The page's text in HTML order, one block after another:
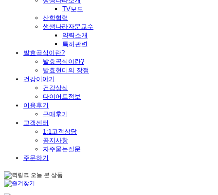
TV보도
산학협력
생생나라자문교수
약력소개
특허관련
발효곡식이란?
발효곡식이란?
발효현미의 장점
건강이야기
건강상식
다이어트정보
이용후기
구매후기
고객센터
1:1고객상담
공지사항
자주묻는질문
주문하기